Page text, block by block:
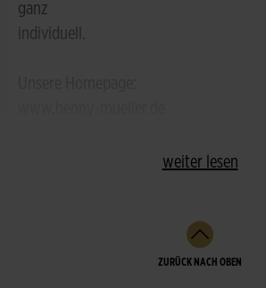
ganz
individuell.
weiter lesen
ZURÜCK NACH OBEN